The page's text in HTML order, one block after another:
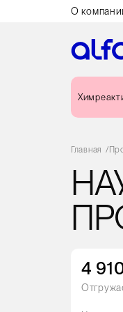
О
Главная /
4